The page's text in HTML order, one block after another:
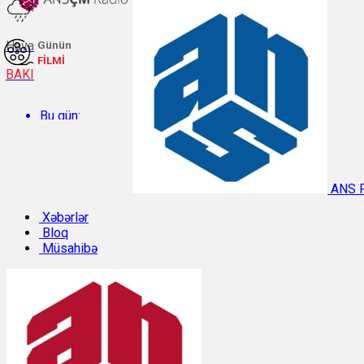
Hava
BAKI
Bu gün:
Temperatur: 27.6°C. Rütubət: 60%.
Sabah:
Günün
FİLMİ
ANS
Xəbərlər
Bloq
Müsahibə